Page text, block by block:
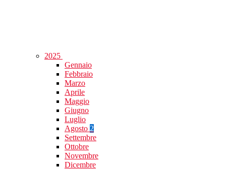
2025
Gennaio
Febbraio
Marzo
Aprile
Maggio
Giugno
Luglio
Agosto 2
Settembre
Ottobre
Novembre
Dicembre